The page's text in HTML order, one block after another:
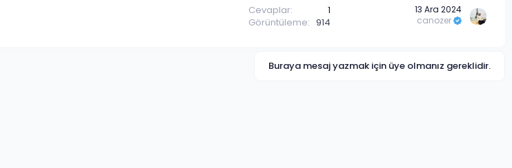
Cevaplar
1
Görüntüleme
914
13 Ara 2024
canozer
Buraya mesaj yazmak için üye olmanız gereklidir.